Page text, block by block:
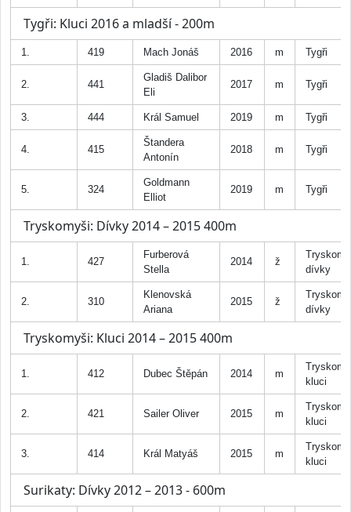
Tygři: Kluci 2016 a mladší - 200m
1. 419 Mach Jonáš 2016 m Tygři
2. 441
Gladiš Dalibor
Eli
2017 m Tygři
3. 444 Král Samuel 2019 m Tygři
4. 415
Štandera
Antonín
2018 m Tygři
5. 324
Goldmann
Elliot
2019 m Tygři
Tryskomyši: Dívky 2014 – 2015 400m
1. 427
Furberová
Stella
2014 ž
dívky
2. 310
Klenovská
Ariana
2015 ž
dívky
Tryskomyši: Kluci 2014 – 2015 400m
1. 412 Dubec Štěpán 2014 m
kluci
2. 421 Sailer Oliver 2015 m
kluci
3. 414 Král Matyáš 2015 m
kluci
Surikaty: Dívky 2012 – 2013 - 600m